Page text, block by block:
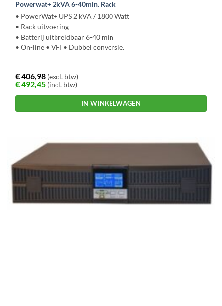
Powerwat+ 2kVA 6-40min. Rack
• PowerWat+ UPS 2 kVA / 1800 Watt
• Rack uitvoering
• Batterij uitbreidbaar 6-40 min
• On-line • VFI • Dubbel conversie.
€406,98 (excl. btw)
€492,45 (incl. btw)
IN WINKELWAGEN
meerdere
variaties.
optie
gekozen